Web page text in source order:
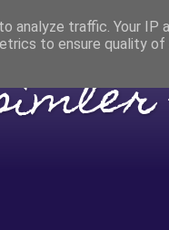
analyze traffic. Your IP
to ensure quality of